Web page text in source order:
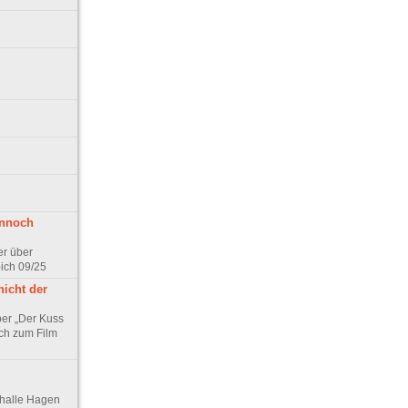
über
09/25
der
„Der Kuss
zum Film
Hagen